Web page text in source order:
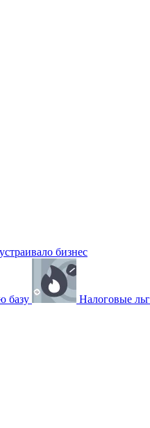
бизнес
базу Налоговые